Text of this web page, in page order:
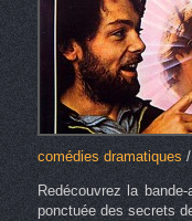
comédies dramatiques
Redécouvrez la
ponctuée des secrets